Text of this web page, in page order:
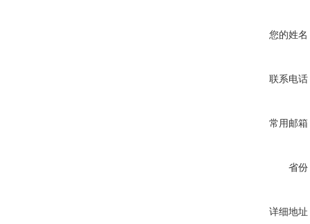
您的姓名
联系电话
常用邮箱
省份
详细地址